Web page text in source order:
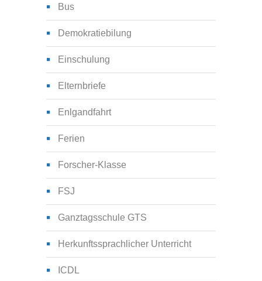
Bus
Demokratiebilung
Einschulung
Elternbriefe
Enlgandfahrt
Ferien
Forscher-Klasse
FSJ
Ganztagsschule GTS
Herkunftssprachlicher Unterricht
ICDL